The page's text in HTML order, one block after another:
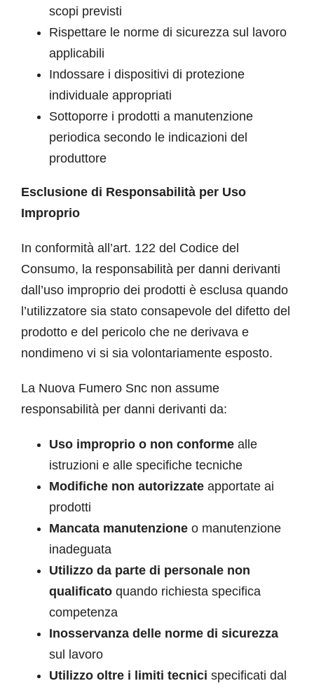
scopi previsti
Rispettare le norme di sicurezza sul lavoro
applicabili
Indossare i dispositivi di protezione
individuale appropriati
Sottoporre i prodotti a manutenzione
periodica secondo le indicazioni del
produttore
Esclusione di Responsabilità per Uso
Improprio
In conformità all’art. 122 del Codice del
Consumo, la responsabilità per danni derivanti
dall’uso improprio dei prodotti è esclusa quando
l’utilizzatore sia stato consapevole del difetto del
prodotto e del pericolo che ne derivava e
nondimeno vi si sia volontariamente esposto.
La Nuova Fumero Snc non assume
responsabilità per danni derivanti da:
Uso improprio o non conforme alle
istruzioni e alle specifiche tecniche
Modifiche non autorizzate apportate ai
prodotti
Mancata manutenzione o manutenzione
inadeguata
Utilizzo da parte di personale non
qualificato quando richiesta specifica
competenza
Inosservanza delle norme di sicurezza
sul lavoro
Utilizzo oltre i limiti tecnici specificati dal